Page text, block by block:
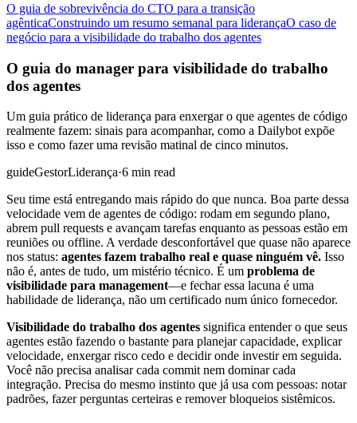
O guia de sobrevivência do CTO para a transição
agênticaConstruindo um resumo semanal para liderançaO caso de
negócio para a visibilidade do trabalho dos agentes
O guia do manager para visibilidade do trabalho
dos agentes
Um guia prático de liderança para enxergar o que agentes de código
realmente fazem: sinais para acompanhar, como a Dailybot expõe
isso e como fazer uma revisão matinal de cinco minutos.
guideGestorLiderança·6 min read
Seu time está entregando mais rápido do que nunca. Boa parte dessa
velocidade vem de agentes de código: rodam em segundo plano,
abrem pull requests e avançam tarefas enquanto as pessoas estão em
reuniões ou offline. A verdade desconfortável que quase não aparece
nos status: agentes fazem trabalho real e quase ninguém vê. Isso
não é, antes de tudo, um mistério técnico. É um problema de
visibilidade para management—e fechar essa lacuna é uma
habilidade de liderança, não um certificado num único fornecedor.
Visibilidade do trabalho dos agentes significa entender o que seus
agentes estão fazendo o bastante para planejar capacidade, explicar
velocidade, enxergar risco cedo e decidir onde investir em seguida.
Você não precisa analisar cada commit nem dominar cada
integração. Precisa do mesmo instinto que já usa com pessoas: notar
padrões, fazer perguntas certeiras e remover bloqueios sistêmicos.